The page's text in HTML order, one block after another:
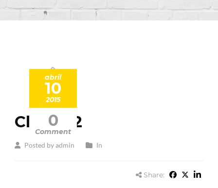
abril
10
2015
0
Comment
Client 12
Posted by admin In
Share: